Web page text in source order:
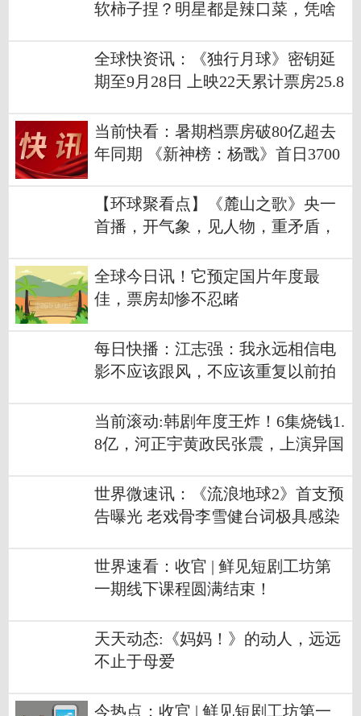
软柿子捏？明星都是辣口菜，凭啥
全球快资讯：《独行月球》密钥延
期至9月28日 上映22天累计票房25.8
当前快看：暑期档票房破80亿超去
年同期 《新神榜：杨戬》首日3700
【环球聚看点】《麓山之歌》央一
首播，开气象，见人物，重矛盾，
全球今日讯！它预定国片年度最
佳，票房却惨不忍睹
每日快播：江志强：我永远相信电
影不应该跟风，不应该重复以前拍
当前滚动:韩剧年度王炸！6集烧钱1.
8亿，河正宇黄政民张震，上演异国
世界微速讯：《流浪地球2》首支预
告曝光 老戏骨李雪健台词极具感染
世界速看：收官 | 鲜见短剧工坊第
一期线下课程圆满结束！
天天动态:《妈妈！》的动人，远远
不止于母爱
今热点：收官 | 鲜见短剧工坊第一